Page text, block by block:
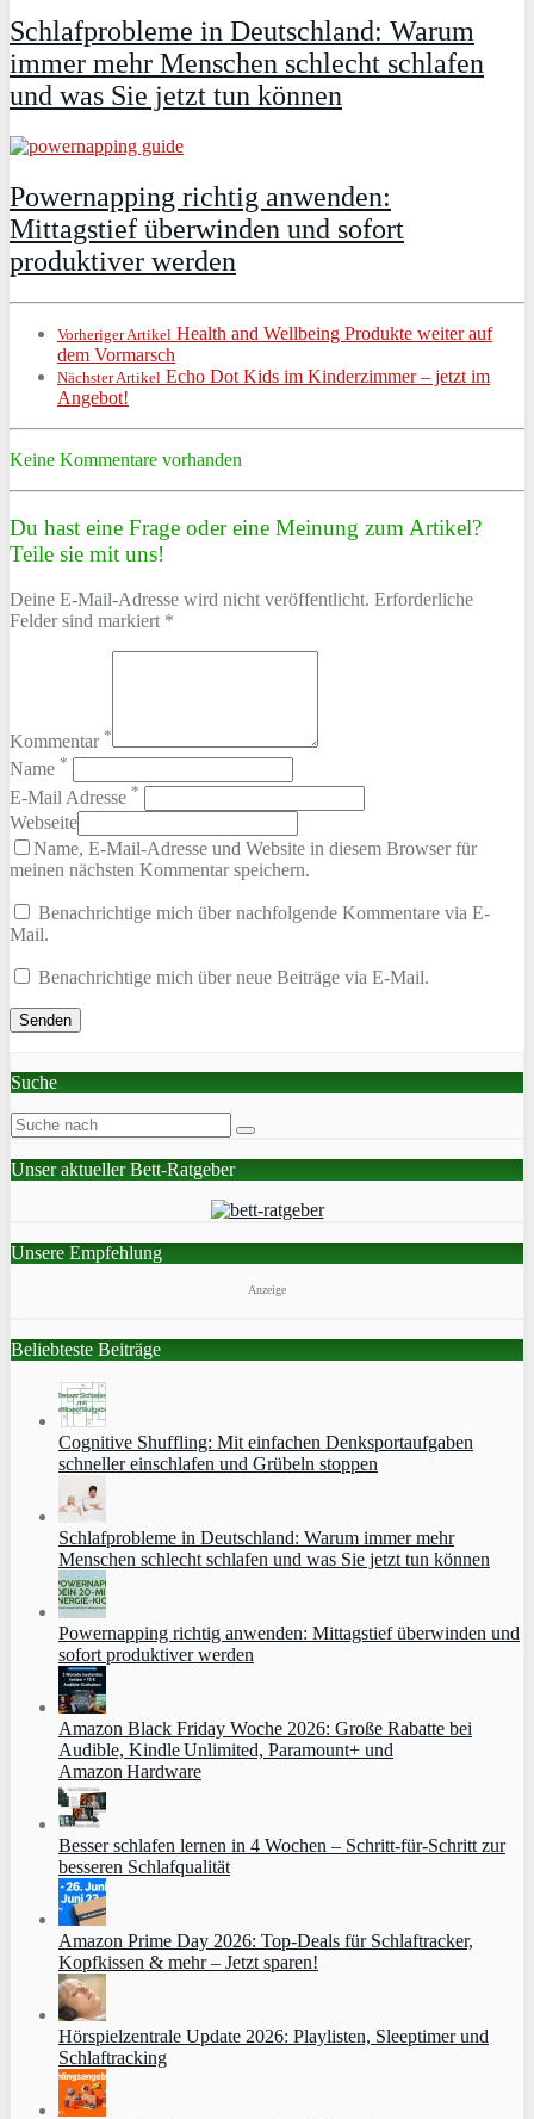
Schlafprobleme in Deutschland: Warum
immer mehr Menschen schlecht schlafen
und was Sie jetzt tun können
Powernapping richtig anwenden:
Mittagstief überwinden und sofort
produktiver werden
Vorheriger Artikel Health and Wellbeing Produkte weiter auf
dem Vormarsch
Nächster Artikel Echo Dot Kids im Kinderzimmer – jetzt im
Angebot!
Keine Kommentare vorhanden
Du hast eine Frage oder eine Meinung zum Artikel?
Teile sie mit uns!
Deine E-Mail-Adresse wird nicht veröffentlicht. Erforderliche
Felder sind markiert *
Kommentar *
Name *
E-Mail Adresse *
Webseite
Name, E-Mail-Adresse und Website in diesem Browser für
meinen nächsten Kommentar speichern.
Benachrichtige mich über nachfolgende Kommentare via E-
Mail.
Benachrichtige mich über neue Beiträge via E-Mail.
Suche
Unser aktueller Bett-Ratgeber
Unsere Empfehlung
Anzeige
Beliebteste Beiträge
Cognitive Shuffling: Mit einfachen Denksportaufgaben
schneller einschlafen und Grübeln stoppen
Schlafprobleme in Deutschland: Warum immer mehr
Menschen schlecht schlafen und was Sie jetzt tun können
Powernapping richtig anwenden: Mittagstief überwinden und
sofort produktiver werden
Amazon Black Friday Woche 2026: Große Rabatte bei
Audible, Kindle Unlimited, Paramount+ und
Amazon Hardware
Besser schlafen lernen in 4 Wochen – Schritt‑für‑Schritt zur
besseren Schlafqualität
Amazon Prime Day 2026: Top-Deals für Schlaftracker,
Kopfkissen & mehr – Jetzt sparen!
Hörspielzentrale Update 2026: Playlisten, Sleeptimer und
Schlaftracking